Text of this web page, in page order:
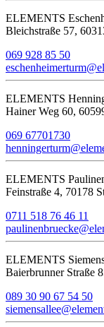
ELEMENTS
Bleichstraße 57,
069 928 85 50
ELEMENTS
Hainer Weg 60,
069 67701730
ELEMENTS
Feinstraße 4, 70178
0711 518 76 46 11
ELEMENTS
Baierbrunner Straße
089 30 90 67 54 50